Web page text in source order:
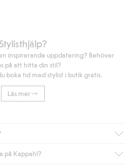
Stylisthjälp?
inspirerande uppdatering? Behöver
på att hitta din stil?
boka tid med stylist i butik gratis.
Läs mer
har du alltid gratis frakt till butik
på Kappahl?